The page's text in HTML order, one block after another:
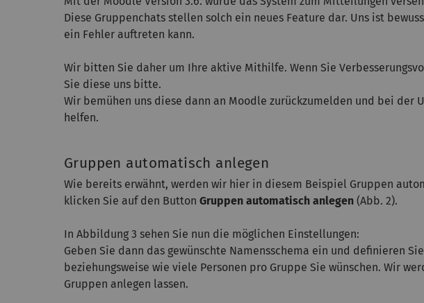
Diese Gruppenchats stellen solch ein neues Feature dar. Uns ist
ein Fehler auftreten kann.
Wir bitten Sie daher um Ihre aktive Mithilfe. Wenn Sie
Sie diese uns bitte.
Wir bemühen uns diese dann an Moodle zurückzumelden und bei
helfen.
Gruppen automatisch anlegen
Wie bereits erwähnt, werden wir hier in diesem Beispiel Gruppen
klicken Sie auf den Button Gruppen automatisch anlegen (Abb. 2).
In Abbildung 3 sehen Sie nun die möglichen Einstellungen:
Geben Sie dann das gewünschte Namensschema ein und definieren
beziehungsweise wie viele Personen pro Gruppe Sie wünschen. Wir
Gruppen anlegen lassen.